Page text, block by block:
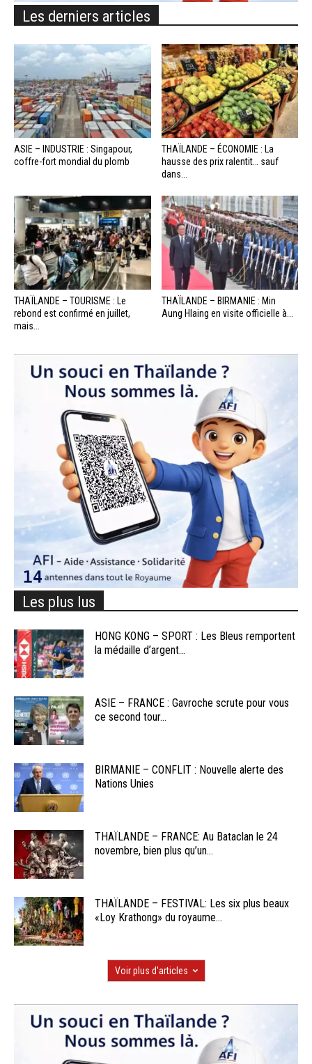
Les derniers articles
ASIE – INDUSTRIE : Singapour,
coffre-fort mondial du plomb
THAÏLANDE – ÉCONOMIE : La
hausse des prix ralentit… sauf
dans...
THAÏLANDE – TOURISME : Le
rebond est confirmé en juillet,
mais...
THAÏLANDE – BIRMANIE : Min
Aung Hlaing en visite officielle à...
Les plus lus
HONG KONG – SPORT : Les Bleus remportent
la médaille d’argent...
ASIE – FRANCE : Gavroche scrute pour vous
ce second tour...
BIRMANIE – CONFLIT : Nouvelle alerte des
Nations Unies
THAÏLANDE – FRANCE: Au Bataclan le 24
novembre, bien plus qu’un...
THAÏLANDE – FESTIVAL: Les six plus beaux
«Loy Krathong» du royaume...
Voir plus d'articles